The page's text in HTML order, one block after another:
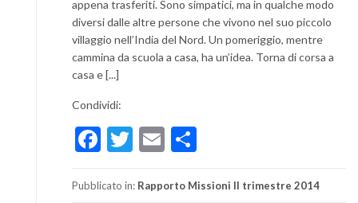
appena trasferiti. Sono simpatici, ma in qualche modo
diversi dalle altre persone che vivono nel suo piccolo
villaggio nell’India del Nord. Un pomeriggio, mentre
cammina da scuola a casa, ha un’idea. Torna di corsa a
casa e [...]
Condividi:
Facebook
Twitter
Email
Pubblicato in: Rapporto Missioni II trimestre 2014